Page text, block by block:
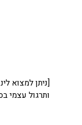
[ניתן למצוא
ותרגול עצמי